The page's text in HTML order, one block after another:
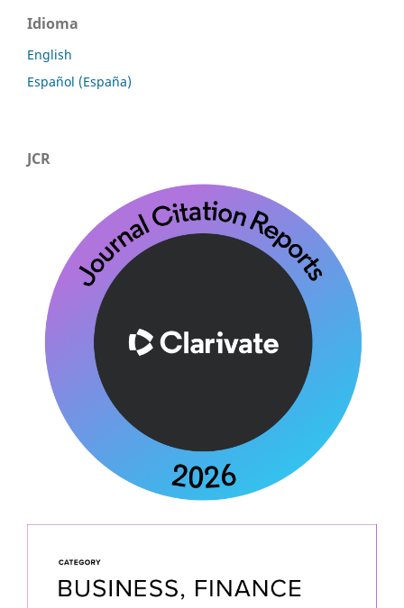
Idioma
English
Español (España)
JCR